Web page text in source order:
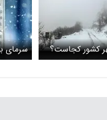
کشور کجاست؟ سرمای